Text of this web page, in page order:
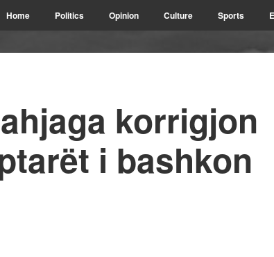
Home Politics Opinion Culture Sports
korrigjon
i bashkon